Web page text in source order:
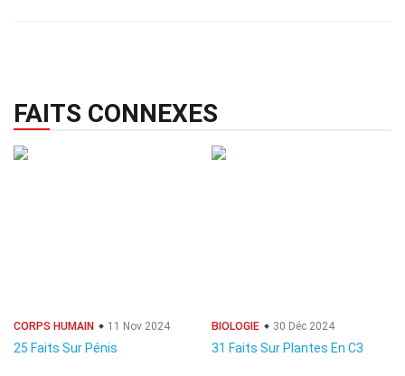
FAITS CONNEXES
CORPS HUMAIN 11 Nov 2024
25 Faits Sur Pénis
BIOLOGIE 30 Déc 2024
31 Faits Sur Plantes En C3